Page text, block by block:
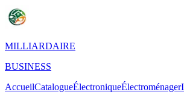
MILLIARDAIRE
BUSINESS
AccueilCatalogueÉlectroniqueÉlectroménager